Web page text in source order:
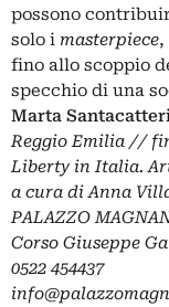
possono
solo i masterpiece,
fino allo scoppio
specchio di una
Marta
Reggio Emilia //
Liberty in Italia.
a cura di Anna
PALAZZO
Corso Giuseppe
0522 454437